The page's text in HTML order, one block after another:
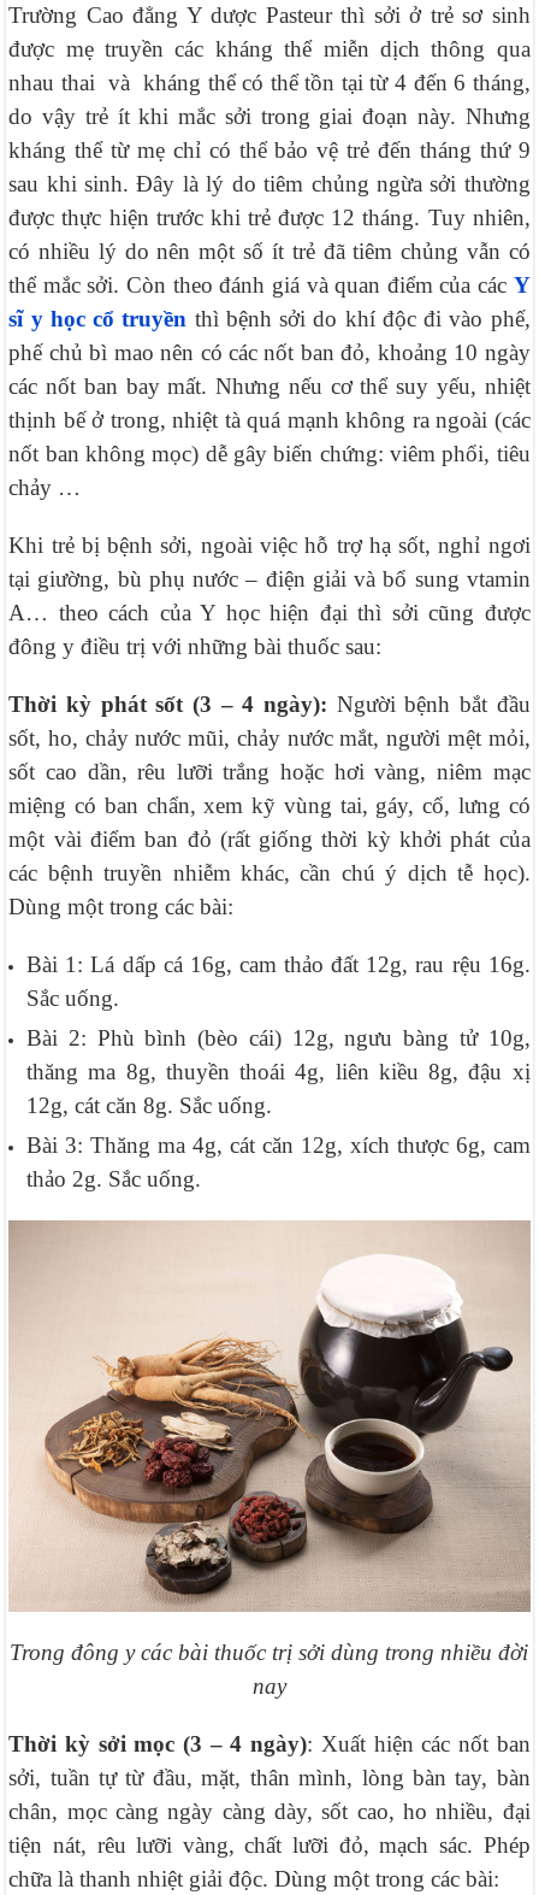
Trường Cao đẳng Y dược Pasteur thì sởi ở trẻ sơ sinh
được mẹ truyền các kháng thể miễn dịch thông qua
nhau thai và kháng thể có thể tồn tại từ 4 đến 6 tháng,
do vậy trẻ ít khi mắc sởi trong giai đoạn này. Nhưng
kháng thể từ mẹ chỉ có thể bảo vệ trẻ đến tháng thứ 9
sau khi sinh. Đây là lý do tiêm chủng ngừa sởi thường
được thực hiện trước khi trẻ được 12 tháng. Tuy nhiên,
có nhiều lý do nên một số ít trẻ đã tiêm chủng vẫn có
thể mắc sởi. Còn theo đánh giá và quan điểm của các Y
sĩ y học cổ truyền thì bệnh sởi do khí độc đi vào phế,
phế chủ bì mao nên có các nốt ban đỏ, khoảng 10 ngày
các nốt ban bay mất. Nhưng nếu cơ thể suy yếu, nhiệt
thịnh bế ở trong, nhiệt tà quá mạnh không ra ngoài (các
nốt ban không mọc) dễ gây biến chứng: viêm phổi, tiêu
chảy …
Khi trẻ bị bệnh sởi, ngoài việc hỗ trợ hạ sốt, nghỉ ngơi
tại giường, bù phụ nước – điện giải và bổ sung vtamin
A… theo cách của Y học hiện đại thì sởi cũng được
đông y điều trị với những bài thuốc sau:
Thời kỳ phát sốt (3 – 4 ngày): Người bệnh bắt đầu
sốt, ho, chảy nước mũi, chảy nước mắt, người mệt mỏi,
sốt cao dần, rêu lưỡi trắng hoặc hơi vàng, niêm mạc
miệng có ban chẩn, xem kỹ vùng tai, gáy, cổ, lưng có
một vài điểm ban đỏ (rất giống thời kỳ khởi phát của
các bệnh truyền nhiễm khác, cần chú ý dịch tễ học).
Dùng một trong các bài:
Bài 1: Lá dấp cá 16g, cam thảo đất 12g, rau rệu 16g.
Sắc uống.
Bài 2: Phù bình (bèo cái) 12g, ngưu bàng tử 10g,
thăng ma 8g, thuyền thoái 4g, liên kiều 8g, đậu xị
12g, cát căn 8g. Sắc uống.
Bài 3: Thăng ma 4g, cát căn 12g, xích thược 6g, cam
thảo 2g. Sắc uống.
Trong đông y các bài thuốc trị sởi dùng trong nhiều đời
nay
Thời kỳ sởi mọc (3 – 4 ngày): Xuất hiện các nốt ban
sởi, tuần tự từ đầu, mặt, thân mình, lòng bàn tay, bàn
chân, mọc càng ngày càng dày, sốt cao, ho nhiều, đại
tiện nát, rêu lưỡi vàng, chất lưỡi đỏ, mạch sác. Phép
chữa là thanh nhiệt giải độc. Dùng một trong các bài: